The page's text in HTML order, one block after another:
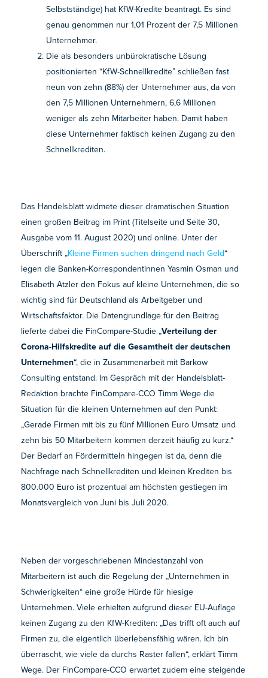
Selbstständige) hat KfW-Kredite beantragt. Es sind
genau genommen nur 1,01 Prozent der 7,5 Millionen
Unternehmer.
Die als besonders unbürokratische Lösung
positionierten “KfW-Schnellkredite” schließen fast
neun von zehn (88%) der Unternehmer aus, da von
den 7,5 Millionen Unternehmern, 6,6 Millionen
weniger als zehn Mitarbeiter haben. Damit haben
diese Unternehmer faktisch keinen Zugang zu den
Schnellkrediten.
Das Handelsblatt widmete dieser dramatischen Situation
einen großen Beitrag im Print (Titelseite und Seite 30,
Ausgabe vom 11. August 2020) und online. Unter der
Überschrift „Kleine Firmen suchen dringend nach Geld“
legen die Banken-Korrespondentinnen Yasmin Osman und
Elisabeth Atzler den Fokus auf kleine Unternehmen, die so
wichtig sind für Deutschland als Arbeitgeber und
Wirtschaftsfaktor. Die Datengrundlage für den Beitrag
lieferte dabei die FinCompare-Studie „Verteilung der
Corona-Hilfskredite auf die Gesamtheit der deutschen
Unternehmen“, die in Zusammenarbeit mit Barkow
Consulting entstand. Im Gespräch mit der Handelsblatt-
Redaktion brachte FinCompare-CCO Timm Wege die
Situation für die kleinen Unternehmen auf den Punkt:
„Gerade Firmen mit bis zu fünf Millionen Euro Umsatz und
zehn bis 50 Mitarbeitern kommen derzeit häufig zu kurz.“
Der Bedarf an Fördermitteln hingegen ist da, denn die
Nachfrage nach Schnellkrediten und kleinen Krediten bis
800.000 Euro ist prozentual am höchsten gestiegen im
Monatsvergleich von Juni bis Juli 2020.
Neben der vorgeschriebenen Mindestanzahl von
Mitarbeitern ist auch die Regelung der „Unternehmen in
Schwierigkeiten“ eine große Hürde für hiesige
Unternehmen. Viele erhielten aufgrund dieser EU-Auflage
keinen Zugang zu den KfW-Krediten: „Das trifft oft auch auf
Firmen zu, die eigentlich überlebensfähig wären. Ich bin
überrascht, wie viele da durchs Raster fallen“, erklärt Timm
Wege. Der FinCompare-CCO erwartet zudem eine steigende